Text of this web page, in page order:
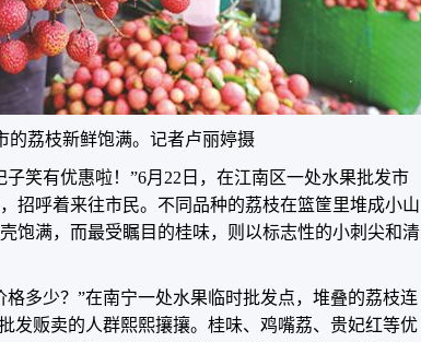
的荔枝新鲜饱满。记者卢丽婷摄
笑有优惠啦！”6月22日，在江南区一处水果批发市
招呼着来往市民。不同品种的荔枝在篮筐里堆成小山
满，而最受瞩目的桂味，则以标志性的小刺尖和清
多少？”在南宁一处水果临时批发点，堆叠的荔枝连
发贩卖的人群熙熙攘攘。桂味、鸡嘴荔、贵妃红等优